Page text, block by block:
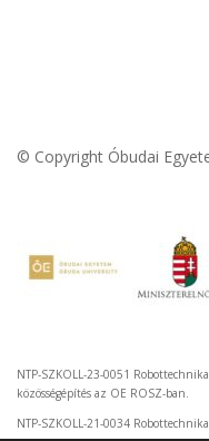
© Copyright Óbudai
NTP-SZKOLL-23-0051
közösségépítés az OE ROSZ-ban.
NTP-SZKOLL-21-0034